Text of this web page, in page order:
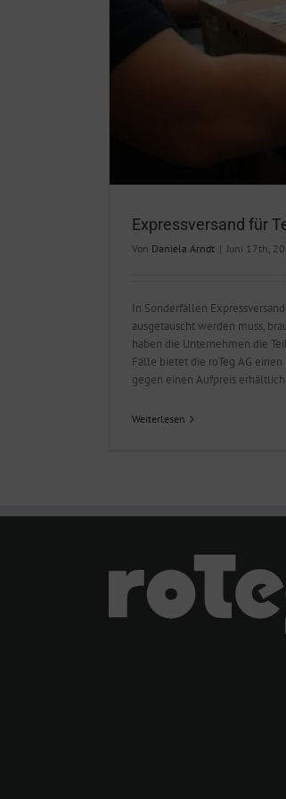
Expressversand für
Von Daniela Arndt | Juni 17th,
In Sonderfällen
ausgetauscht werden muss,
haben die Unternehmen die
Fälle bietet die roTeg AG einen
gegen einen Aufpreis
Weiterlesen